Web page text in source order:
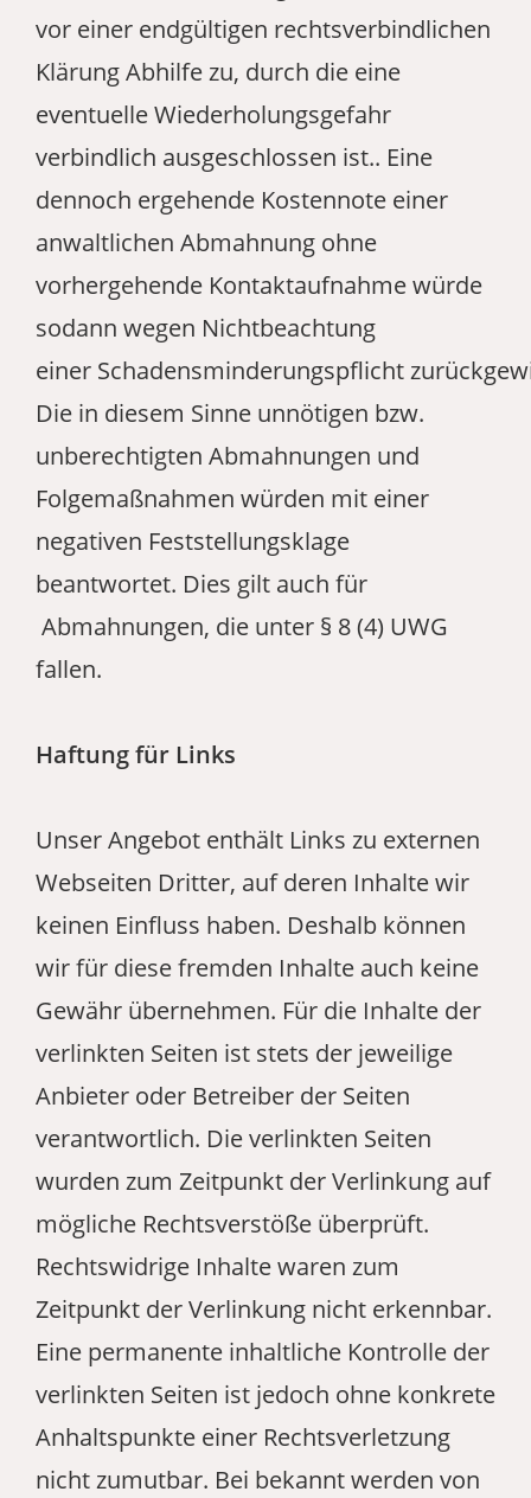
vor einer endgültigen rechtsverbindlichen
Klärung Abhilfe zu, durch die eine
eventuelle Wiederholungsgefahr
verbindlich ausgeschlossen ist.. Eine
dennoch ergehende Kostennote einer
anwaltlichen Abmahnung ohne
vorhergehende Kontaktaufnahme würde
sodann wegen Nichtbeachtung
einer Schadensminderungspflicht
Die in diesem Sinne unnötigen bzw.
unberechtigten Abmahnungen und
Folgemaßnahmen würden mit einer
negativen Feststellungsklage
beantwortet. Dies gilt auch für
Abmahnungen, die unter § 8 (4) UWG
fallen.
Haftung für Links
Unser Angebot enthält Links zu externen
Webseiten Dritter, auf deren Inhalte wir
keinen Einfluss haben. Deshalb können
wir für diese fremden Inhalte auch keine
Gewähr übernehmen. Für die Inhalte der
verlinkten Seiten ist stets der jeweilige
Anbieter oder Betreiber der Seiten
verantwortlich. Die verlinkten Seiten
wurden zum Zeitpunkt der Verlinkung auf
mögliche Rechtsverstöße überprüft.
Rechtswidrige Inhalte waren zum
Zeitpunkt der Verlinkung nicht erkennbar.
Eine permanente inhaltliche Kontrolle der
verlinkten Seiten ist jedoch ohne konkrete
Anhaltspunkte einer Rechtsverletzung
nicht zumutbar. Bei bekannt werden von